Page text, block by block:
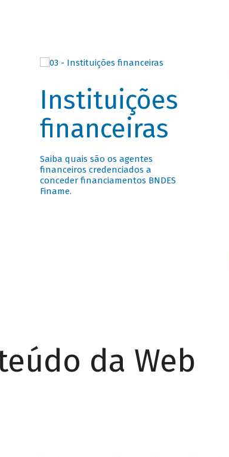
Instituições
financeiras
Saiba quais são os agentes
financeiros credenciados a
conceder financiamentos BNDES
Finame.
da Web